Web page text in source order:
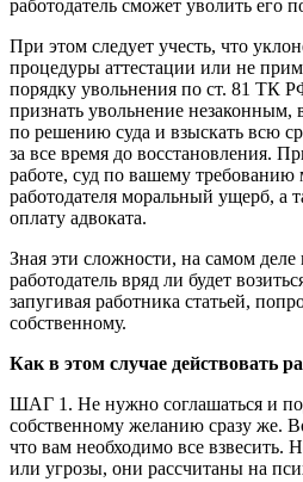
работодатель сможет уволить его
При этом следует учесть, что
процедуры аттестации или не
порядку увольнения по ст. 81 ТК
признать увольнение незаконным,
по решению суда и взыскать всю
за все время до восстановления.
работе, суд по вашему требованию
работодателя моральный ущерб, а
оплату адвоката.
Зная эти сложности, на самом деле
работодатель вряд ли будет
запугивая работника статьей,
собственному.
Как в этом случае действовать
ШАГ 1. Не нужно соглашаться и
собственному желанию сразу же.
что вам необходимо все взвесить.
или угрозы, они рассчитаны на